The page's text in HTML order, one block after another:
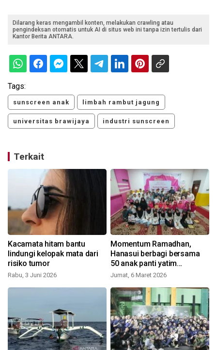
Dilarang keras mengambil konten, melakukan crawling atau
pengindeksan otomatis untuk AI di situs web ini tanpa izin tertulis dari
Kantor Berita ANTARA.
Tags:
sunscreen anak limbah rambut jagung
universitas brawijaya industri sunscreen
Terkait
Kacamata hitam bantu
lindungi kelopak mata dari
risiko tumor
Rabu, 3 Juni 2026
Momentum Ramadhan,
Hanasui berbagi bersama
50 anak panti yatim
Indonesia
Jumat, 6 Maret 2026